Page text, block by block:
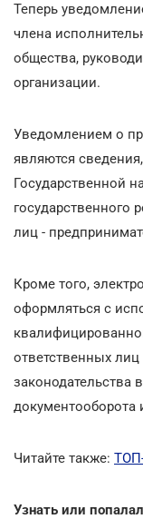
Теперь
члена
общества,
организации.
Уведомлением о
являются
Государственной
государственного
лиц -
Кроме того,
оформляться с
ответственных
законодательства
документооборота
Читайте также:
Узнать или